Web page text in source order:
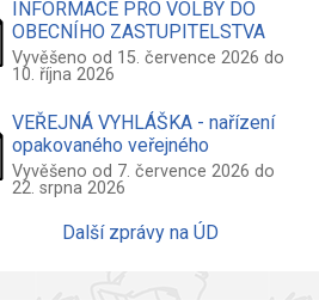
INFORMACE PRO VOLBY DO
OBECNÍHO ZASTUPITELSTVA
2026
Vyvěšeno od 15. července 2026 do
10. října 2026
VEŘEJNÁ VYHLÁŠKA - nařízení
opakovaného veřejného
projednání návrhu územního plánu
Vyvěšeno od 7. července 2026 do
22. srpna 2026
Další zprávy na ÚD